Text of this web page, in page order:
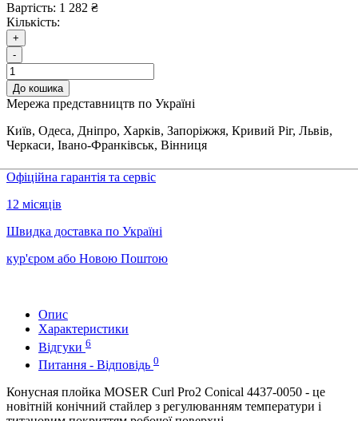
Вартість: 1 282 ₴
Кількість:
+
-
До кошика
Мережа представництв по Україні
Київ, Одеса, Дніпро, Харків, Запоріжжя, Кривий Ріг, Львів,
Черкаси, Івано-Франківськ, Вінниця
Офіційна гарантія та сервіс
12 місяців
Швидка доставка по Україні
кур'єром або Новою Поштою
Опис
Характеристики
Відгуки 6
Питання - Відповідь 0
Конусная плойка MOSER Curl Pro2 Conical 4437-0050 - це
новітній конічний стайлер з регулюванням температури і